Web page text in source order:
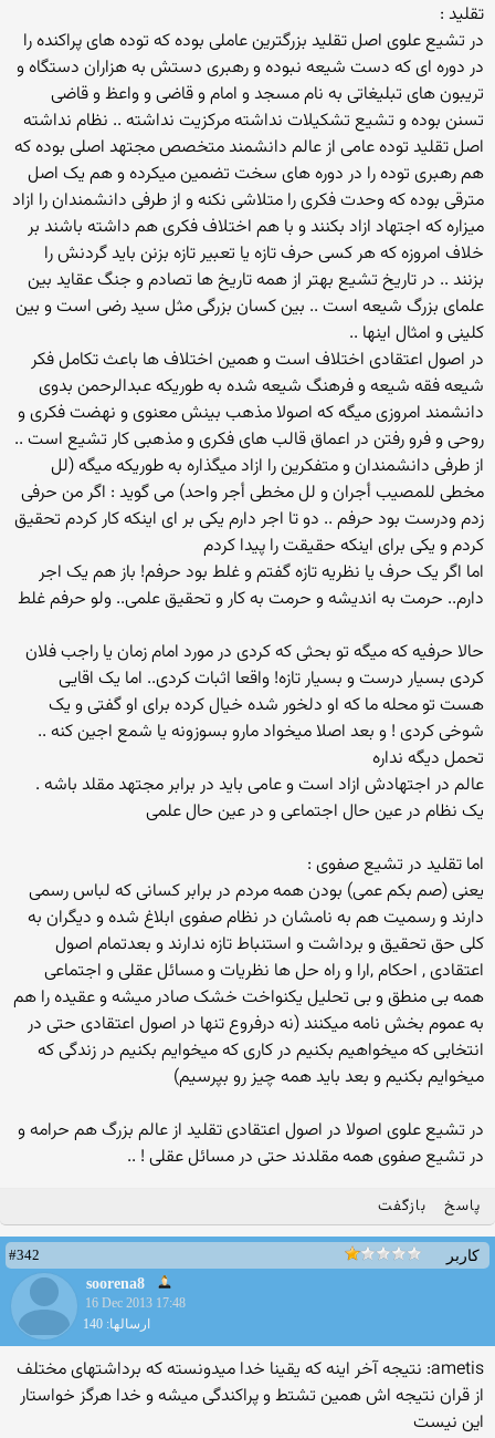
تقلید :
در تشیع علوی اصل تقلید بزرگترین عاملی بوده که توده های پراکنده را
در دوره ای که دست شیعه نبوده و رهبری دستش به هزاران دستگاه و
تریبون های تبلیغاتی به نام مسجد و امام و قاضی و واعظ و قاضی
تسنن بوده و تشیع تشکیلات نداشته مرکزیت نداشته .. نظام نداشته
اصل تقلید توده عامی از عالم دانشمند متخصص مجتهد اصلی بوده که
هم رهبری توده را در دوره های سخت تضمین میکرده و هم یک اصل
مترقی بوده که وحدت فکری را متلاشی نکنه و از طرفی دانشمندان را ازاد
میزاره که اجتهاد ازاد بکنند و با هم اختلاف فکری هم داشته باشند بر
خلاف امروزه که هر کسی حرف تازه یا تعبیر تازه بزنن باید گردنش را
بزنند .. در تاریخ تشیع بهتر از همه تاریخ ها تصادم و جنگ عقاید بین
علمای بزرگ شیعه است .. بین کسان بزرگی مثل سید رضی است و بین
کلینی و امثال اینها ..
در اصول اعتقادی اختلاف است و همین اختلاف ها باعث تکامل فکر
شیعه فقه شیعه و فرهنگ شیعه شده به طوریکه عبدالرحمن بدوی
دانشمند امروزی میگه که اصولا مذهب بینش معنوی و نهضت فکری و
روحی و فرو رفتن در اعماق قالب های فکری و مذهبی کار تشیع است ..
از طرفی دانشمندان و متفکرین را ازاد میگذاره به طوریکه میگه (لل
مخطی للمصیب أجران و لل مخطی أجر واحد) می گوید : اگر من حرفی
زدم ودرست بود حرفم .. دو تا اجر دارم یکی بر ای اینکه کار کردم تحقیق
کردم و یکی برای اینکه حقیقت را پیدا کردم
اما اگر یک حرف یا نظریه تازه گفتم و غلط بود حرفم! باز هم یک اجر
دارم.. حرمت به اندیشه و حرمت به کار و تحقیق علمی.. ولو حرفم غلط
حالا حرفیه که میگه تو بحثی که کردی در مورد امام زمان یا راجب فلان
کردی بسیار درست و بسیار تازه! واقعا اثبات کردی.. اما یک اقایی
هست تو محله ما که او دلخور شده خیال کرده برای او گفتی و یک
شوخی کردی ! و بعد اصلا میخواد مارو بسوزونه یا شمع اجین کنه ..
تحمل دیگه نداره
عالم در اجتهادش ازاد است و عامی باید در برابر مجتهد مقلد باشه .
یک نظام در عین حال اجتماعی و در عین حال علمی
اما تقلید در تشیع صفوی :
یعنی (صم بکم عمی) بودن همه مردم در برابر کسانی که لباس رسمی
دارند و رسمیت هم به نامشان در نظام صفوی ابلاغ شده و دیگران به
کلی حق تحقیق و برداشت و استنباط تازه ندارند و بعدتمام اصول
اعتقادی , احکام ,ارا و راه حل ها نظریات و مسائل عقلی و اجتماعی
همه بی منطق و بی تحلیل یکنواخت خشک صادر میشه و عقیده را هم
به عموم بخش نامه میکنند (نه درفروع تنها در اصول اعتقادی حتی در
انتخابی که میخواهیم بکنیم در کاری که میخوایم بکنیم در زندگی که
میخوایم بکنیم و بعد باید همه چیز رو بپرسیم)
در تشیع علوی اصولا در اصول اعتقادی تقلید از عالم بزرگ هم حرامه و
در تشیع صفوی همه مقلدند حتی در مسائل عقلی ! ..
پاسخ بازگفت
کاربر
#342
soorena8
16 Dec 2013 17:48
ارسالها: 140
ametis: نتیجه آخر اینه که یقینا خدا میدونسته که برداشتهای مختلف
از قران نتیجه اش همین تشتط و پراکندگی میشه و خدا هرگز خواستار
این نیست